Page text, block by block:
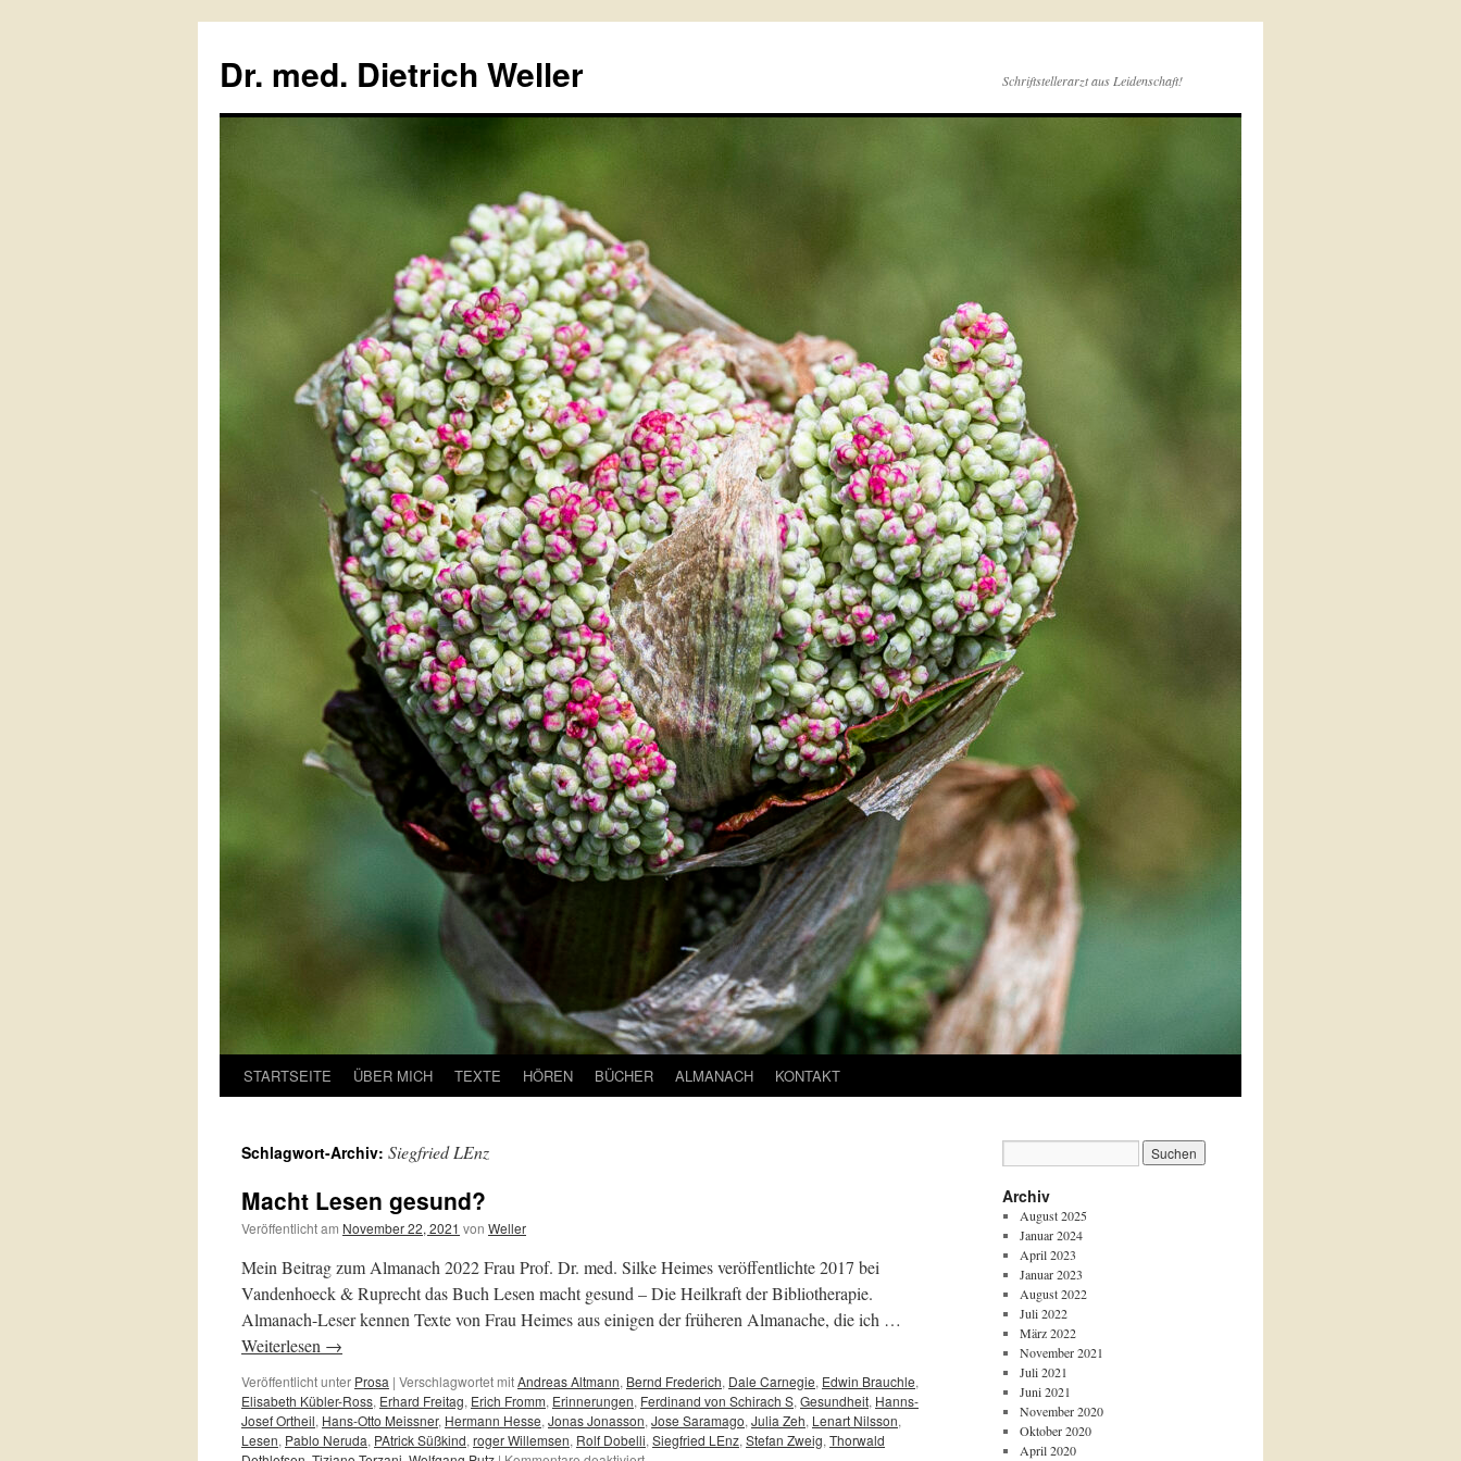
springen
Dr. med. Dietrich Weller Schriftstellerarzt aus Leidenschaft!
STARTSEITE ÜBER MICH TEXTE HÖREN BÜCHER ALMANACH KONTAKT
Schlagwort-Archiv: Siegfried LEnz
Macht Lesen gesund?
Veröffentlicht am November 22, 2021 von Weller
Mein Beitrag zum Almanach 2022 Frau Prof. Dr. med. Silke Heimes veröffentlichte 2017 bei
Vandenhoeck & Ruprecht das Buch Lesen macht gesund – Die Heilkraft der Bibliotherapie.
Almanach-Leser kennen Texte von Frau Heimes aus einigen der früheren Almanache, die ich …
Weiterlesen →
Veröffentlicht unter Prosa | Verschlagwortet mitAndreas Altmann, Bernd Frederich, Dale Carnegie, Edwin Brauchle,
Elisabeth Kübler-Ross, Erhard Freitag, Erich Fromm, Erinnerungen, Ferdinand von Schirach S, Gesundheit, Hanns-
Josef Ortheil, Hans-Otto Meissner, Hermann Hesse, Jonas Jonasson, Jose Saramago, Julia Zeh, Lenart Nilsson,
Lesen, Pablo Neruda, PAtrick Süßkind, roger Willemsen, Rolf Dobelli, Siegfried LEnz, Stefan Zweig, Thorwald
Archiv
August 2025
Januar 2024
April 2023
Januar 2023
August 2022
Juli 2022
März 2022
November 2021
Juli 2021
Juni 2021
November 2020
Oktober 2020
April 2020